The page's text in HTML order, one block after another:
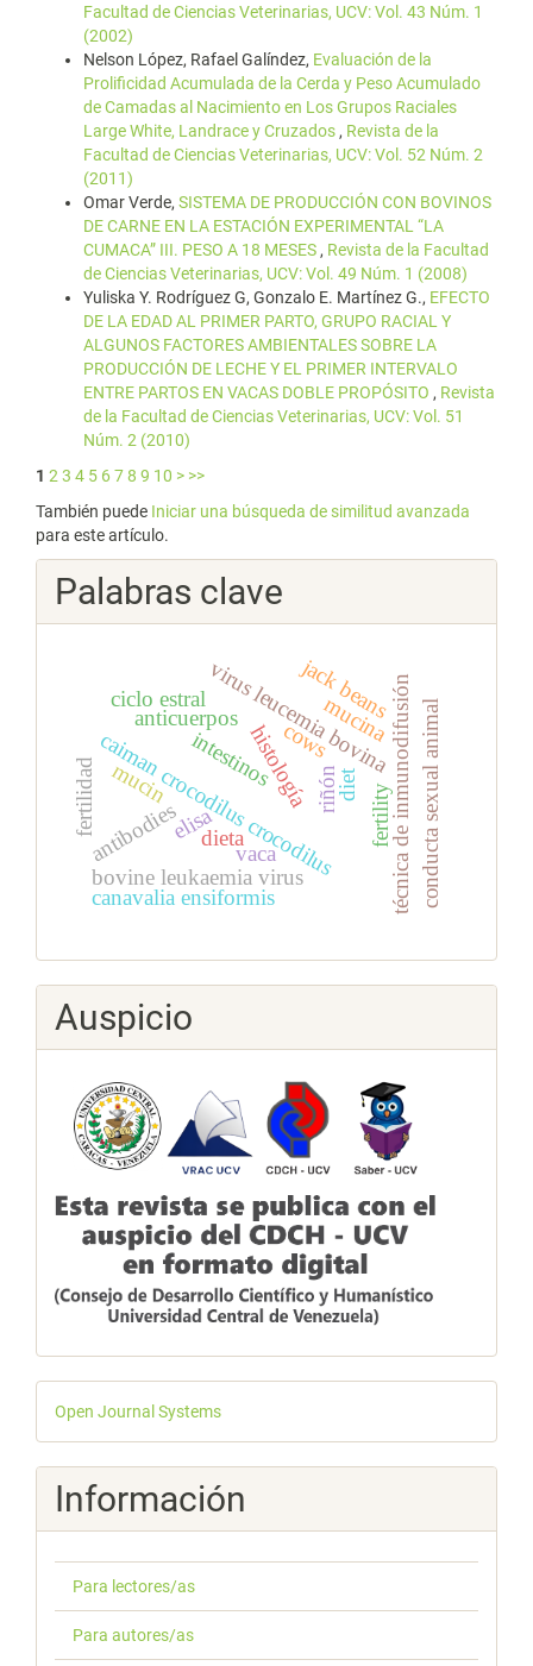
Facultad de Ciencias Veterinarias, UCV: Vol. 43 Núm. 1
(2002)
Nelson López, Rafael Galíndez, Evaluación de la
Prolificidad Acumulada de la Cerda y Peso Acumulado
de Camadas al Nacimiento en Los Grupos Raciales
Large White, Landrace y Cruzados , Revista de la
Facultad de Ciencias Veterinarias, UCV: Vol. 52 Núm. 2
(2011)
Omar Verde, SISTEMA DE PRODUCCIÓN CON BOVINOS
DE CARNE EN LA ESTACIÓN EXPERIMENTAL “LA
CUMACA” III. PESO A 18 MESES , Revista de la Facultad
de Ciencias Veterinarias, UCV: Vol. 49 Núm. 1 (2008)
Yuliska Y. Rodríguez G, Gonzalo E. Martínez G., EFECTO
DE LA EDAD AL PRIMER PARTO, GRUPO RACIAL Y
ALGUNOS FACTORES AMBIENTALES SOBRE LA
PRODUCCIÓN DE LECHE Y EL PRIMER INTERVALO
ENTRE PARTOS EN VACAS DOBLE PROPÓSITO , Revista
de la Facultad de Ciencias Veterinarias, UCV: Vol. 51
Núm. 2 (2010)
1 2 3 4 5 678 9 10 > >>
También puede Iniciar una búsqueda de similitud avanzada
para este artículo.
Palabras clave
caiman crocodilus crocodilus
riñón
histología
virus leucemia bovinatécnica de inmunodifusión
elisa
anticuerpos
bovine leukaemia virus
antibodies
canavalia ensiformis
mucina
intestinos
dieta
jack beans
mucin diet conducta sexual animal
fertilidad
vaca
ciclo estral
fertility
cows
Auspicio
Desarrollado
por
Open Journal Systems
Información
Para lectores/as
Para autores/as